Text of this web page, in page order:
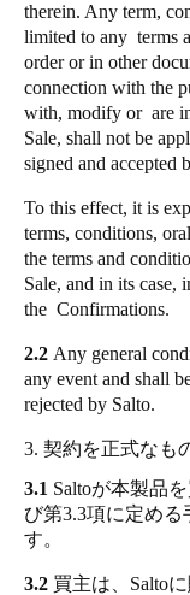
therein. Any term,
limited to any terms
order or in other
connection with the
with, modify or are
Sale, shall not be
signed and accepted
To this effect, it is
terms, conditions,
the terms and
Sale, and in its case,
the Confirmations.
2.2 Any general
any event and shall
rejected by Salto.
3. 契約を正式なも
3.1 Saltoが本製品
び第3.3項に定め
す。
3.2 買主は、Salto